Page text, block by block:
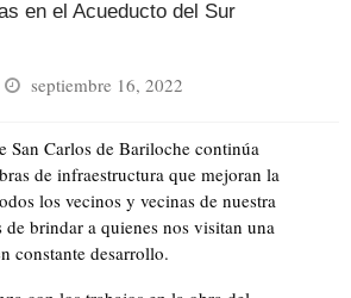
en el Acueducto del Sur
Posted
septiembre 16, 2022
San Carlos de Bariloche continúa
de infraestructura que mejoran la
los vecinos y vecinas de nuestra
de brindar a quienes nos visitan una
constante desarrollo.